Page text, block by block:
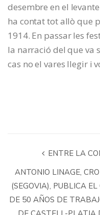
desembre en el
ha contat tot allò que
1914. En passar les
la narració del que va
cas no el vares llegir i
ENTRE LA
ANTONIO LINAGE,
(SEGOVIA), PUBLICA
DE 50 AÑOS DE